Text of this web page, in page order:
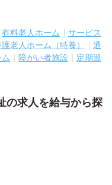
有料老人ホーム
サービス
老人ホーム（特養）
通
障がい者施設
定期巡
の求人を給与から探